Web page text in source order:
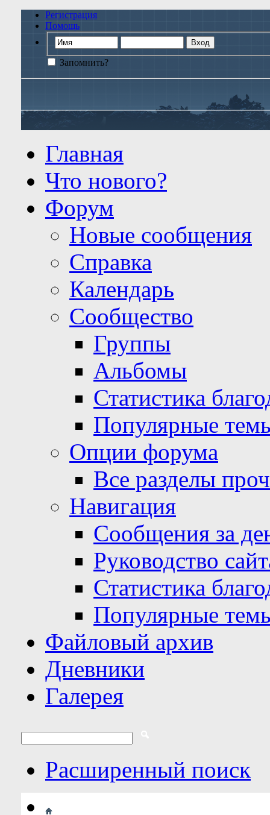
Регистрация
Помощь
Запомнить?
Главная
Что нового?
Форум
Новые сообщения
Справка
Календарь
Сообщество
Группы
Альбомы
Статистика
Популярные
Опции форума
Все разделы
Навигация
Сообщения за
Руководство
Статистика
Популярные
Файловый архив
Дневники
Галерея
Расширенный поиск